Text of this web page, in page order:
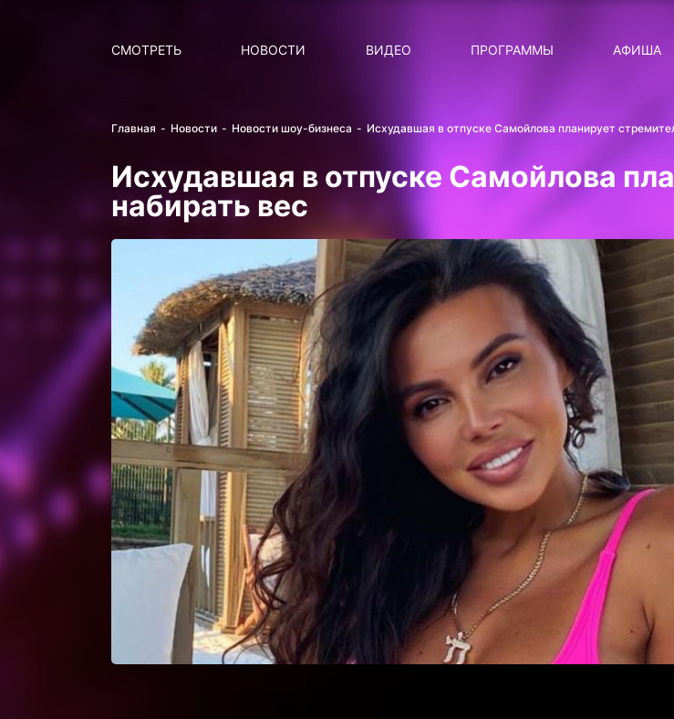
СМОТРЕТЬ НОВОСТИ
ВИДЕО
ПРОГРАММЫ
СТАТУС: В СЕТИ
ЛИЧНЫЙ ВОПРОС
ДОТЯНИСЬ ДО ЗВЁЗД
АФИША
Главная Новости Новости шоу-бизнеса Исхудавшая в отпуске Самойлова планирует
Исхудавшая в отпуске Самойлова
набирать вес